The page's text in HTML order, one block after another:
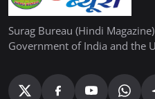
Surag Bureau (Hindi
Government of India and the